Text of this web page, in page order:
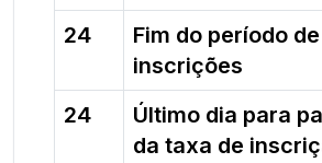
24
Fim do período de
inscrições
24
Último dia para
da taxa de